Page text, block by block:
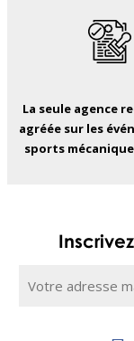
La seule agence
agréée sur les
sports